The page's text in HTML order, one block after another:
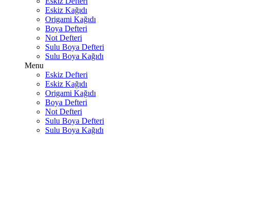
Eskiz Kağıdı
Origami Kağıdı
Boya Defteri
Not Defteri
Sulu Boya Defteri
Sulu Boya Kağıdı
Menu
Eskiz Defteri
Eskiz Kağıdı
Origami Kağıdı
Boya Defteri
Not Defteri
Sulu Boya Defteri
Sulu Boya Kağıdı